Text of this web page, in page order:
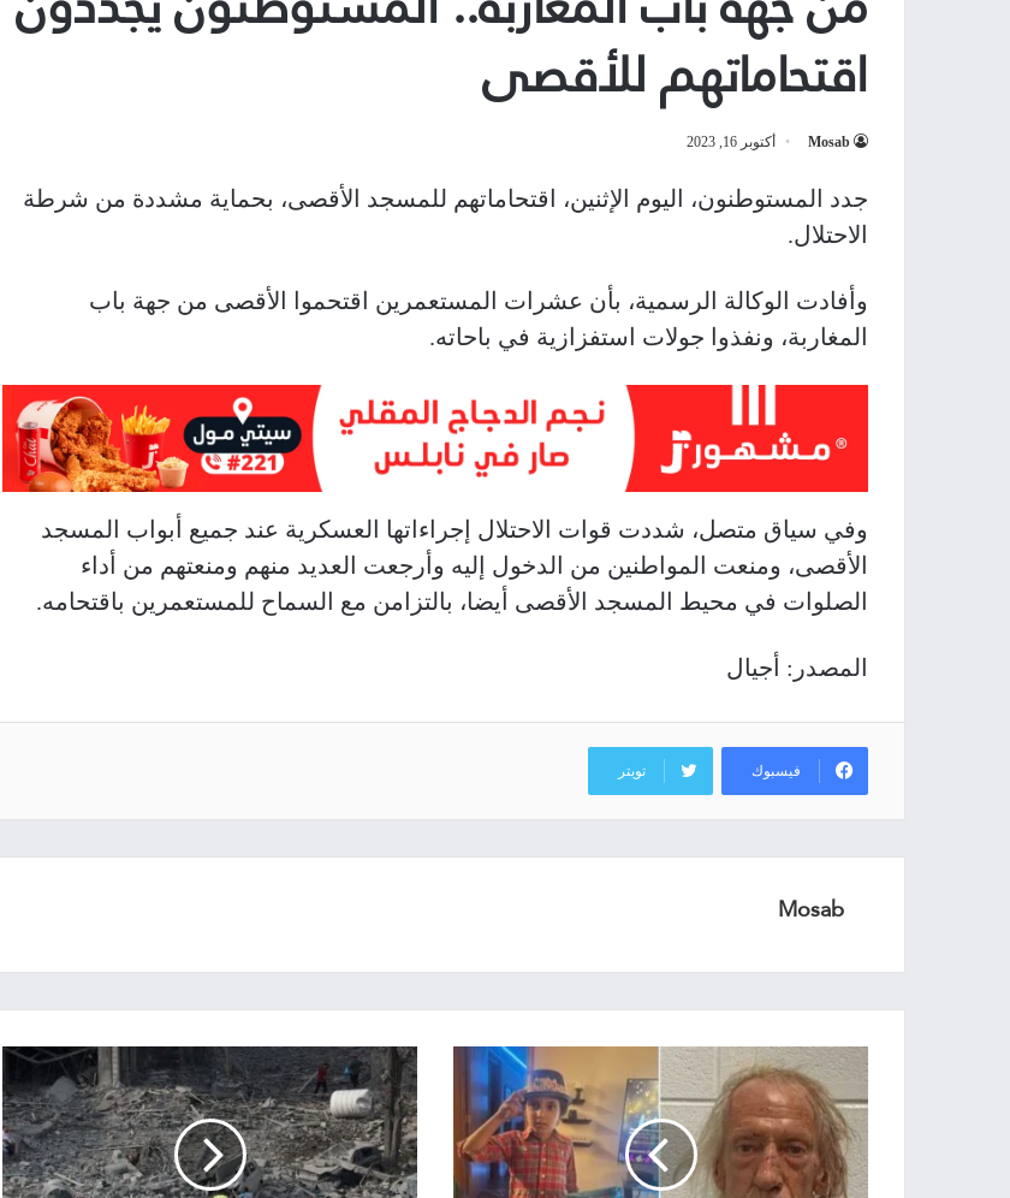
اقتحاماتهم للأقصى
Mosab أكتوبر 16, 2023
جدد المستوطنون، اليوم الإثنين، اقتحاماتهم للمسجد الأقصى، بحماية مشددة من شرطة
الاحتلال.
وأفادت الوكالة الرسمية، بأن عشرات المستعمرين اقتحموا الأقصى من جهة باب
المغاربة، ونفذوا جولات استفزازية في باحاته.
وفي سياق متصل، شددت قوات الاحتلال إجراءاتها العسكرية عند جميع أبواب المسجد
الأقصى، ومنعت المواطنين من الدخول إليه وأرجعت العديد منهم ومنعتهم من أداء
الصلوات في محيط المسجد الأقصى أيضا، بالتزامن مع السماح للمستعمرين باقتحامه.
المصدر: أجيال
فيسبوك تويتر
Mosab